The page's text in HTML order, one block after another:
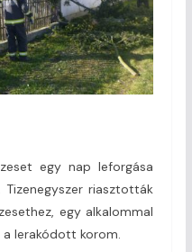
egy nap leforgása
riasztották
egy alkalommal
lerakódott korom.